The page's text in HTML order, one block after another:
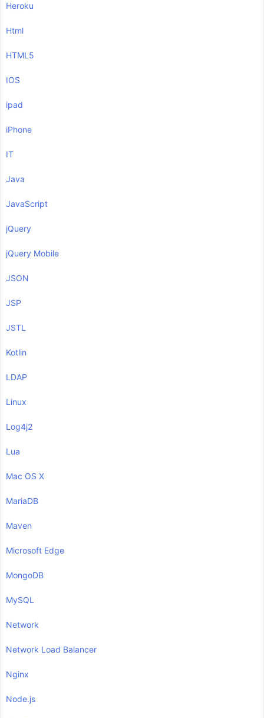
Heroku
Html
HTML5
IOS
ipad
iPhone
IT
Java
JavaScript
jQuery
jQuery Mobile
JSON
JSP
JSTL
Kotlin
LDAP
Linux
Log4j2
Lua
Mac OS X
MariaDB
Maven
Microsoft Edge
MongoDB
MySQL
Network
Network Load Balancer
Nginx
Node.js